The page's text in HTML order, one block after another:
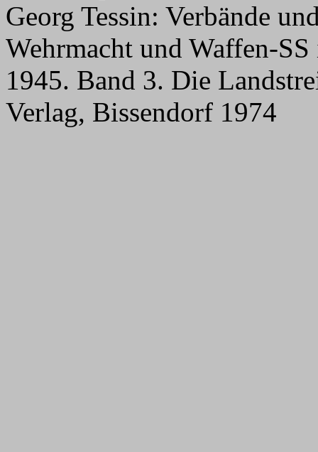
Georg Tessin: Verbände
Wehrmacht und Waffen-
1945. Band 3. Die
Verlag, Bissendorf 1974